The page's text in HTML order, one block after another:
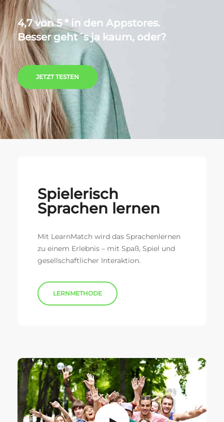
4,7 von 5 * in den Appstores.
Besser geht´s ja kaum, oder?
JETZT TESTEN
Spielerisch
Sprachen lernen
Mit LearnMatch wird das Sprachenlernen
zu einem Erlebnis – mit Spaß, Spiel und
gesellschaftlicher Interaktion.
LERNMETHODE